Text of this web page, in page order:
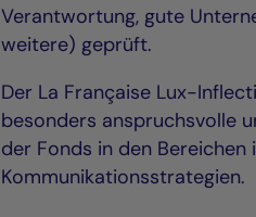
Verantwortung, gute
weitere) geprüft.
Der La Française Lux-
besonders anspruchsvolle
der Fonds in den
Kommunikationsstrategien.